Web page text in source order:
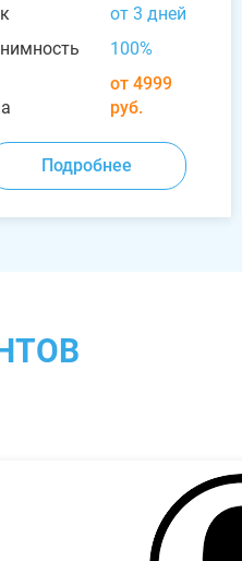
от 3 дней
100%
от 4999
руб.
Подробнее